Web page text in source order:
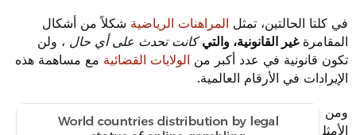
في كلتا الحالتين، تمثل المراهنات الرياضيةشكلاً من أشكال
المقامرةغير القانونية، والتي كانت تحدث على أي حال ، ولن
تكون قانونية في عدد أكبر منالولايات القضائيةمع مساهمة هذه
الإيرادات في الأرقام العالمية.
ومن
الأمثل